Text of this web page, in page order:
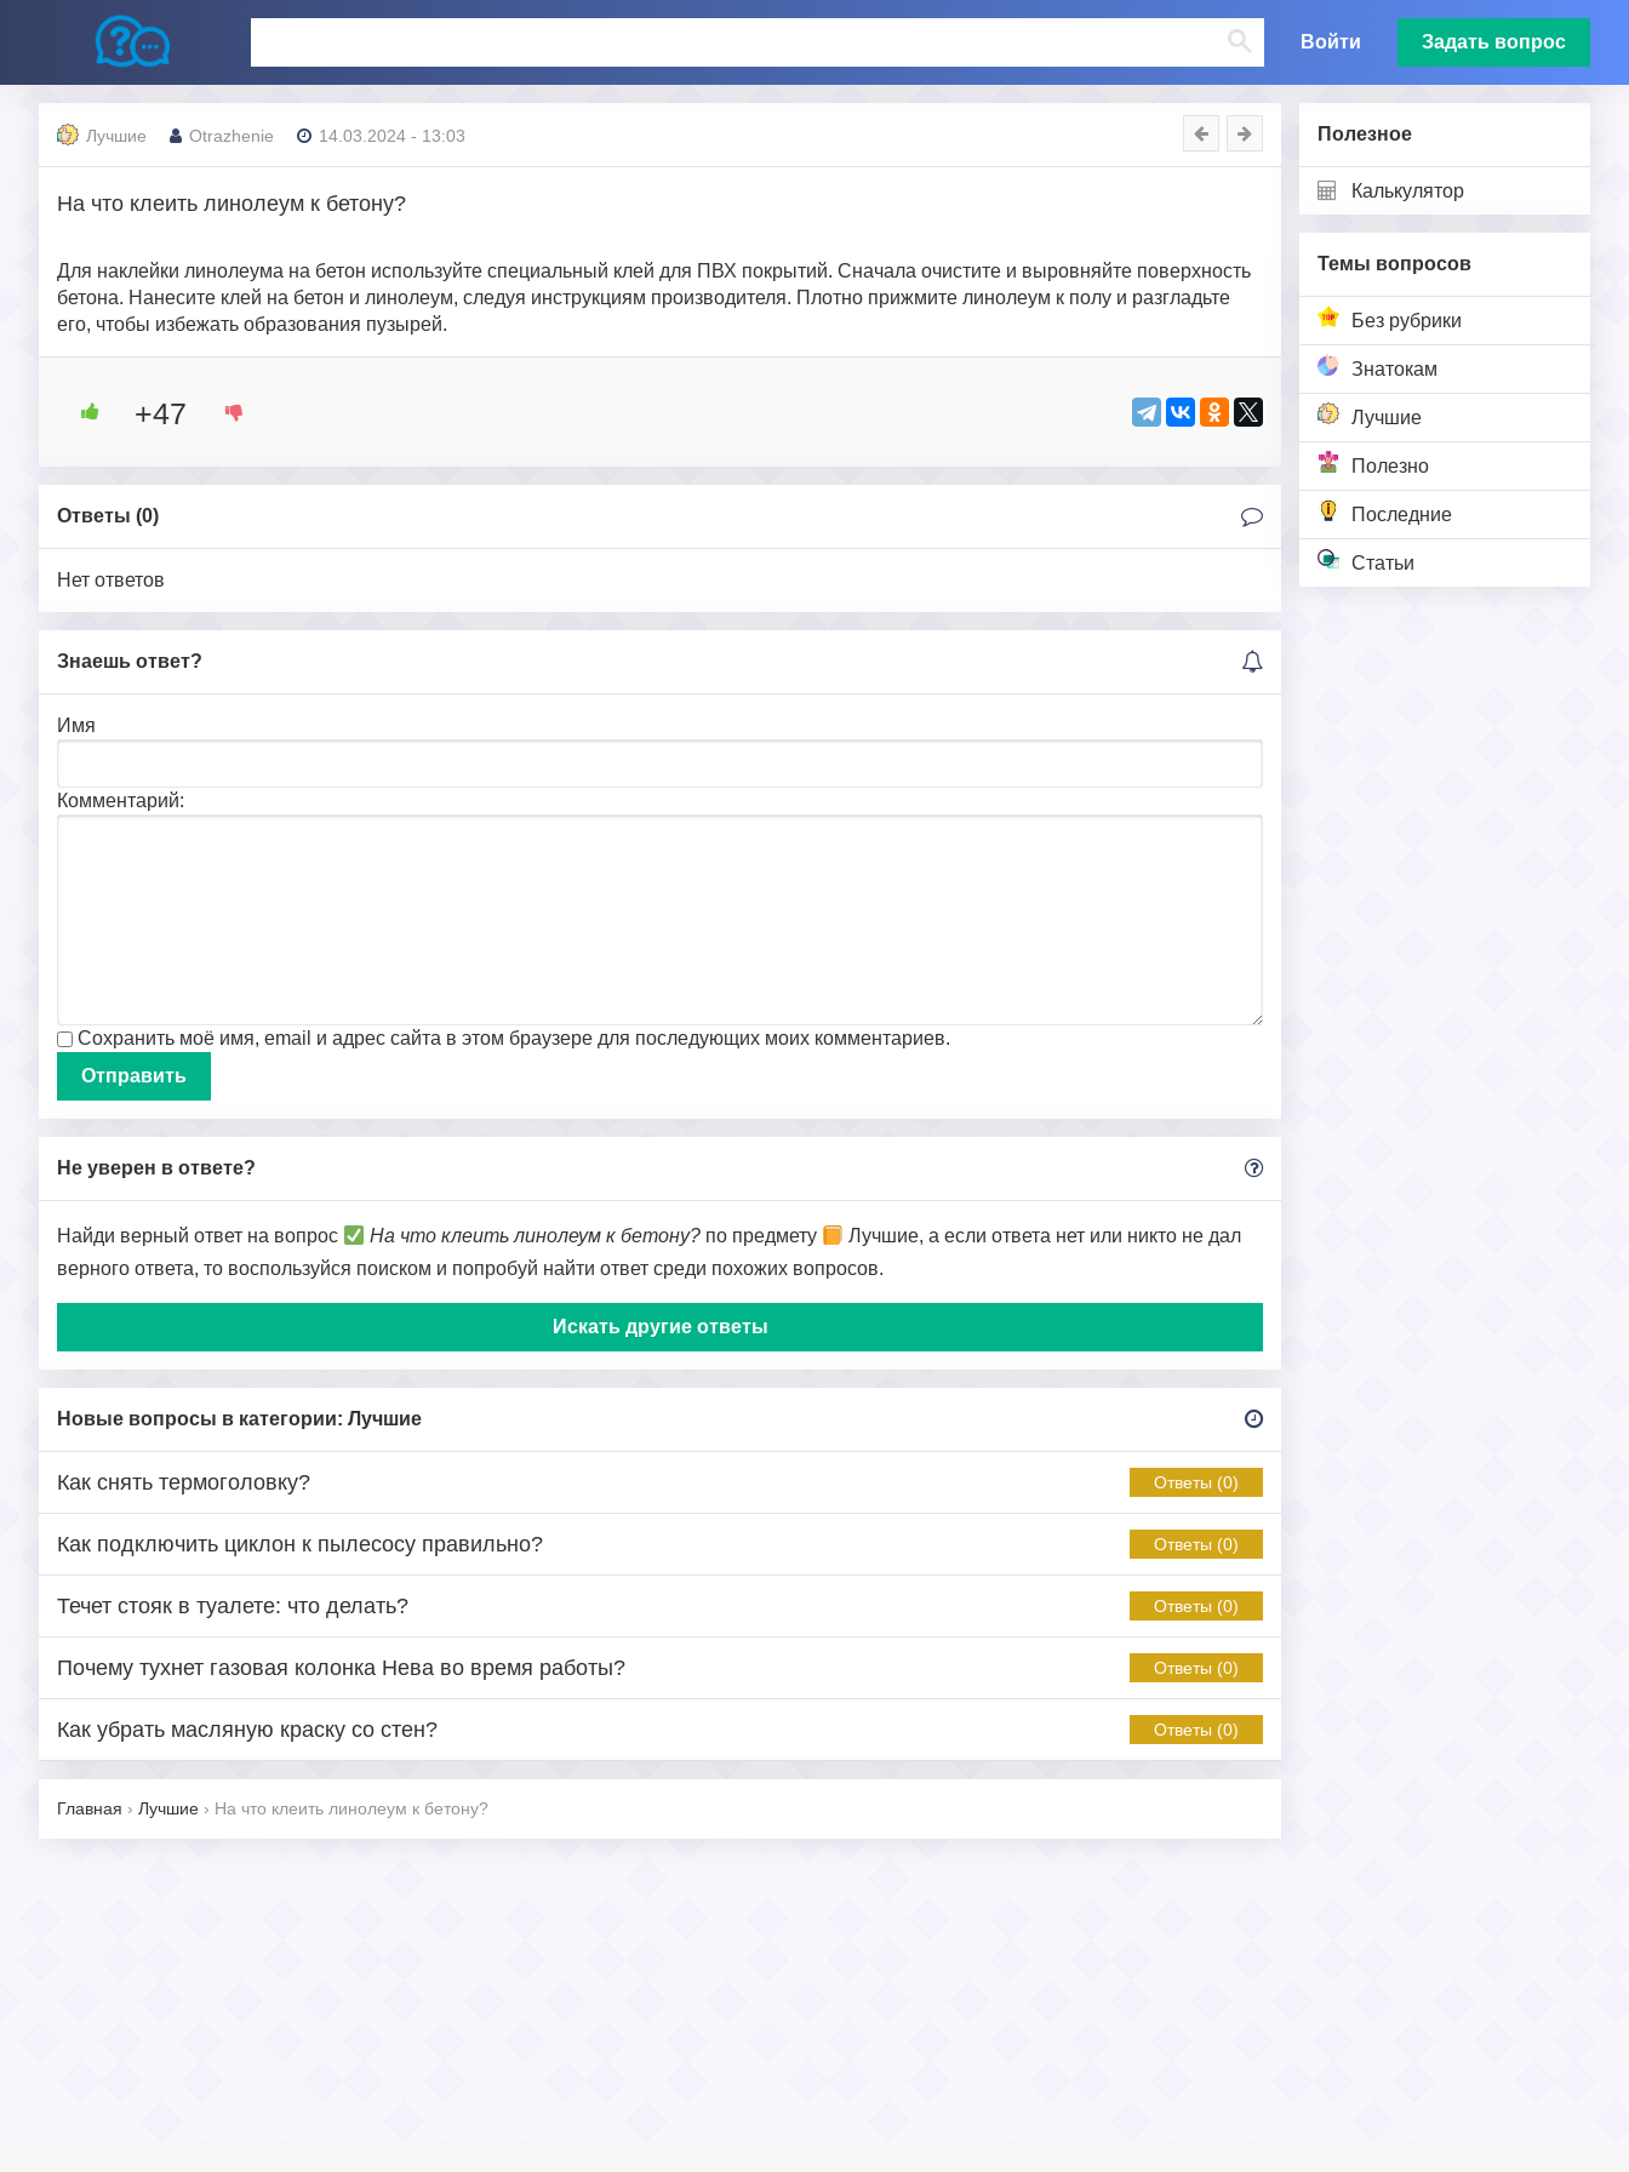
Войти Задать вопрос
Полезное
Калькулятор
Темы вопросов
Без рубрики
Знатокам
Лучшие
Полезно
Последние
Статьи
Лучшие Otrazhenie 14.03.2024 - 13:03
На что клеить линолеум к бетону?
Для наклейки линолеума на бетон используйте специальный клей для ПВХ покрытий. Сначала очистите и выровняйте поверхность
бетона. Нанесите клей на бетон и линолеум, следуя инструкциям производителя. Плотно прижмите линолеум к полу и разгладьте
его, чтобы избежать образования пузырей.
+47
Ответы (0)
Нет ответов
Знаешь ответ?
Имя
Комментарий:
Сохранить моё имя, email и адрес сайта в этом браузере для последующих моих комментариев.
Не уверен в ответе?
Найди верный ответ на вопрос На что клеить линолеум к бетону? по предмету
Лучшие, а если ответа нет или никто не дал
верного ответа, то воспользуйся поиском и попробуй найти ответ среди похожих вопросов.
Искать другие ответы
Новые вопросы в категории: Лучшие
Как снять термоголовку? Ответы (0)
Как подключить циклон к пылесосу правильно? Ответы (0)
Течет стояк в туалете: что делать? Ответы (0)
Почему тухнет газовая колонка Нева во время работы? Ответы (0)
Как убрать масляную краску со стен? Ответы (0)
Главная › Лучшие › На что клеить линолеум к бетону?